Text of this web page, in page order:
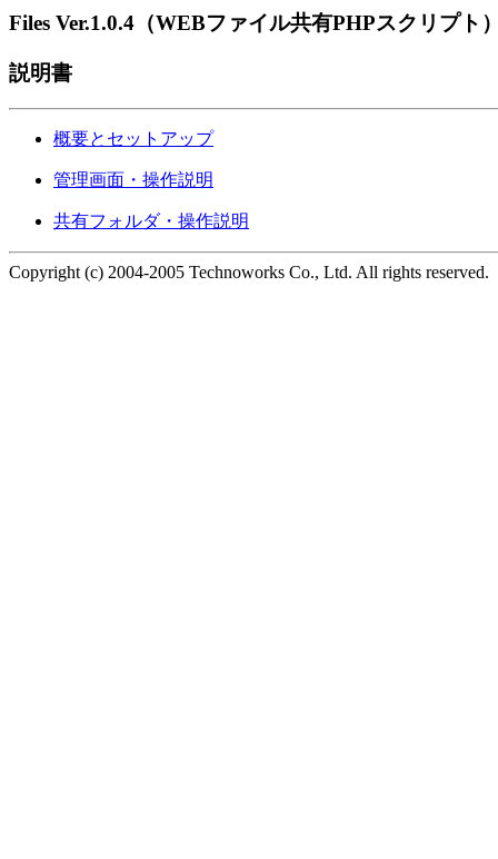
Files Ver.1.0.4（WEBファイル共有PHPスクリプト
説明書
概要とセットアップ
管理画面・操作説明
共有フォルダ・操作説明
Copyright (c) 2004-2005 Technoworks Co., Ltd. All rights reserved.